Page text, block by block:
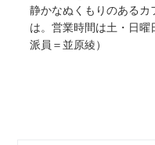
静かなぬくもりのある
は。営業時間は土・日
派員＝並原綾）